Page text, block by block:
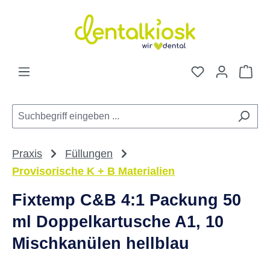
Zum Hauptinhalt springen
Du hast 0
Praxis
Füllungen
Provisorische K + B Materialien
Fixtemp C&B 4:1 Packung 50
ml Doppelkartusche A1, 10
Mischkanülen hellblau